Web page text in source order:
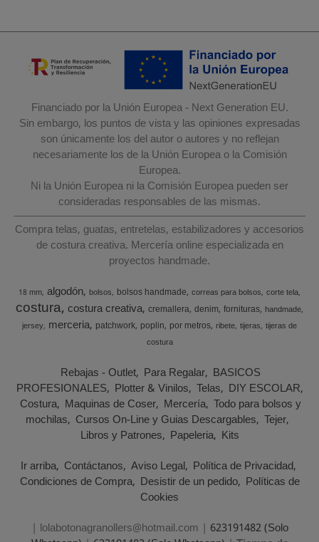
Financiado por la Unión Europea - Next Generation EU.
Sin embargo, los puntos de vista y las opiniones expresadas
son únicamente los del autor o autores y no reflejan
necesariamente los de la Unión Europea o la Comisión
Europea.
Ni la Unión Europea ni la Comisión Europea pueden ser
consideradas responsables de las mismas.
Compra telas, guatas, entretelas, estabilizadores y accesorios
de costura creativa. Mercería online especializada en
proyectos handmade.
18 mm algodón bolsos bolsos handmade correas para bolsos corte tela
costura costura creativa cremallera denim fornituras handmade
jersey merceria patchwork poplin por metros ribete tijeras tijeras de
costura
Rebajas - Outlet Para Regalar BASICOS
PROFESIONALES Plotter & Vinilos Telas DIY ESCOLAR
Costura Maquinas de Coser Mercería Todo para bolsos y
mochilas Cursos On-Line y Guias Descargables Tejer
Libros y Patrones Papeleria Kits
Ir arriba Contáctanos Aviso Legal Política de Privacidad
Condiciones de Compra Desistir de un pedido Políticas de
Cookies
| lolabotonagranollers@hotmail.com | 623191482 (Solo